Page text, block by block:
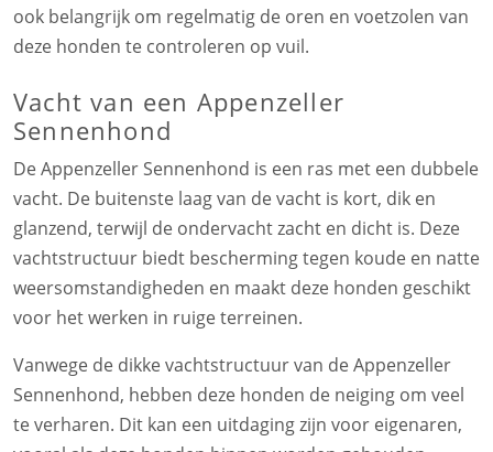
ook belangrijk om regelmatig de oren en voetzolen van
deze honden te controleren op vuil.
Vacht van een Appenzeller
Sennenhond
De Appenzeller Sennenhond is een ras met een dubbele
vacht. De buitenste laag van de vacht is kort, dik en
glanzend, terwijl de ondervacht zacht en dicht is. Deze
vachtstructuur biedt bescherming tegen koude en natte
weersomstandigheden en maakt deze honden geschikt
voor het werken in ruige terreinen.
Vanwege de dikke vachtstructuur van de Appenzeller
Sennenhond, hebben deze honden de neiging om veel
te verharen. Dit kan een uitdaging zijn voor eigenaren,